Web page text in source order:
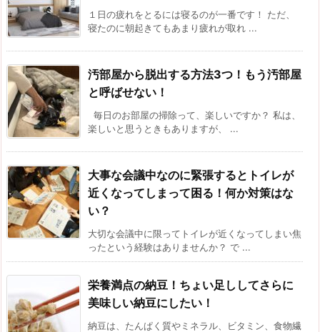
１日の疲れをとるには寝るのが一番です！ ただ、
寝たのに朝起きてもあまり疲れが取れ ...
汚部屋から脱出する方法3つ！もう汚部屋
と呼ばせない！
毎日のお部屋の掃除って、楽しいですか？ 私は、
楽しいと思うときもありますが、 ...
大事な会議中なのに緊張するとトイレが
近くなってしまって困る！何か対策はな
い？
大切な会議中に限ってトイレが近くなってしまい焦
ったという経験はありませんか？ で ...
栄養満点の納豆！ちょい足ししてさらに
美味しい納豆にしたい！
納豆は、たんぱく質やミネラル、ビタミン、食物繊